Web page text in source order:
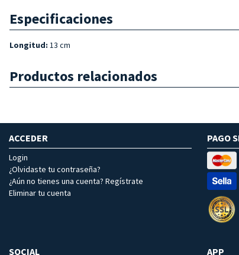
Especificaciones
Longitud: 13 cm
Productos relacionados
ACCEDER
Login
¿Olvidaste tu contraseña?
¿Aún no tienes una cuenta? Regístrate
Eliminar tu cuenta
PAGO
SOCIAL APP